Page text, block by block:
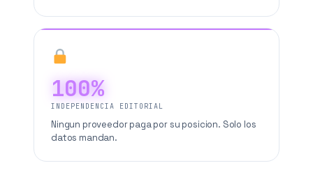
100%
INDEPENDENCIA EDITORIAL
Ningun proveedor paga por su posicion. Solo los
datos mandan.